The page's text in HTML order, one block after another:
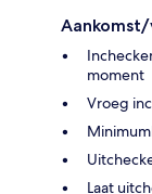
moment
Vroeg
Laat